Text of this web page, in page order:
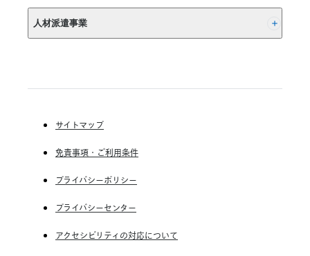
以
上
さ
(株) インディードリクルートパートナーズ
人材派遣事業
RGF Staffing France SAS
RGF Staffing Germany GmbH
RGF Staffing the Netherlands B.V.
Unique NV
サイトマップ
免責事項・ご利用条件
プライバシーポリシー
プライバシーセンター
アクセシビリティの対応について